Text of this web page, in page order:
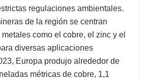
regulaciones ambientales.
de la región se centran
como el cobre, el zinc y el
diversas aplicaciones
Europa produjo alrededor de
métricas de cobre, 1,1